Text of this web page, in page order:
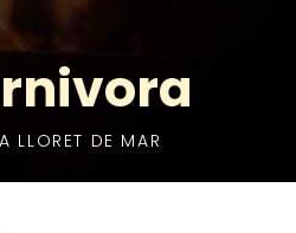
LLORET DE MAR